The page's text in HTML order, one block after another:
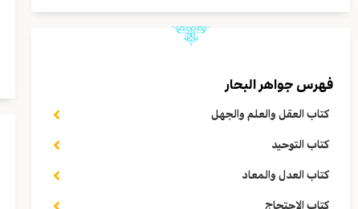
فهرس جواهر البحار
كتاب العقل والعلم والجهل
كتاب التوحيد
كتاب العدل والمعاد
كتاب الاحتجاج